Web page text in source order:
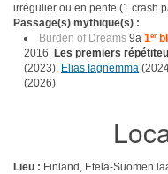
irrégulier ou en pente (1 crash
Passage(s) mythique(s) :
Burden of Dreams 9a 1er
2016. Les premiers
(2023), Elias Iagnemma
(2026)
Lieu : Finland, Etelä-Suomen